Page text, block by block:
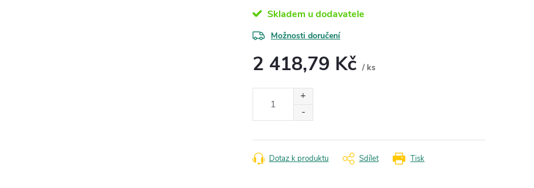
Skladem u dodavatele
Možnosti doručení
2 418,79 Kč / ks
Tisk
Dotaz k produktu Sdílet